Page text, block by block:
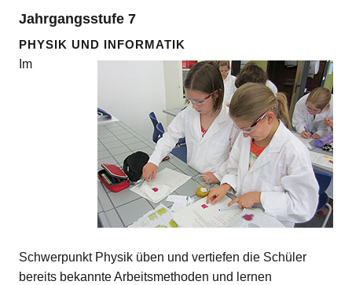
Jahrgangsstufe 7
PHYSIK UND INFORMATIK
Im
Schwerpunkt Physik üben und vertiefen die Schüler
bereits bekannte Arbeitsmethoden und lernen